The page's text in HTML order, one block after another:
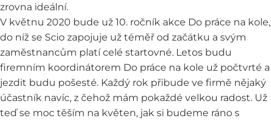
zrovna ideální.
V květnu 2020 bude už 10. ročník akce Do práce na kole,
do níž se Scio zapojuje už téměř od začátku a svým
zaměstnancům platí celé startovné. Letos budu
firemním koordinátorem Do práce na kole už počtvrté a
jezdit budu pošesté. Každý rok přibude ve firmě nějaký
účastník navíc, z čehož mám pokaždé velkou radost. Už
teď se moc těším na květen, jak si budeme ráno s